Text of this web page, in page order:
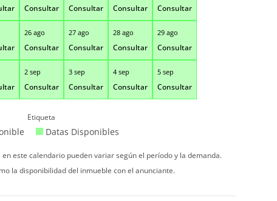
Consultar Consultar Consultar Consultar
26 ago
Consultar
27 ago
Consultar
28 ago
Consultar
29 ago
Consultar
2 sep
Consultar
3 sep
Consultar
4 sep
Consultar
5 sep
Consultar
Etiqueta
Datas Disponibles
este calendario pueden variar según el período y la demanda.
la disponibilidad del inmueble con el anunciante.